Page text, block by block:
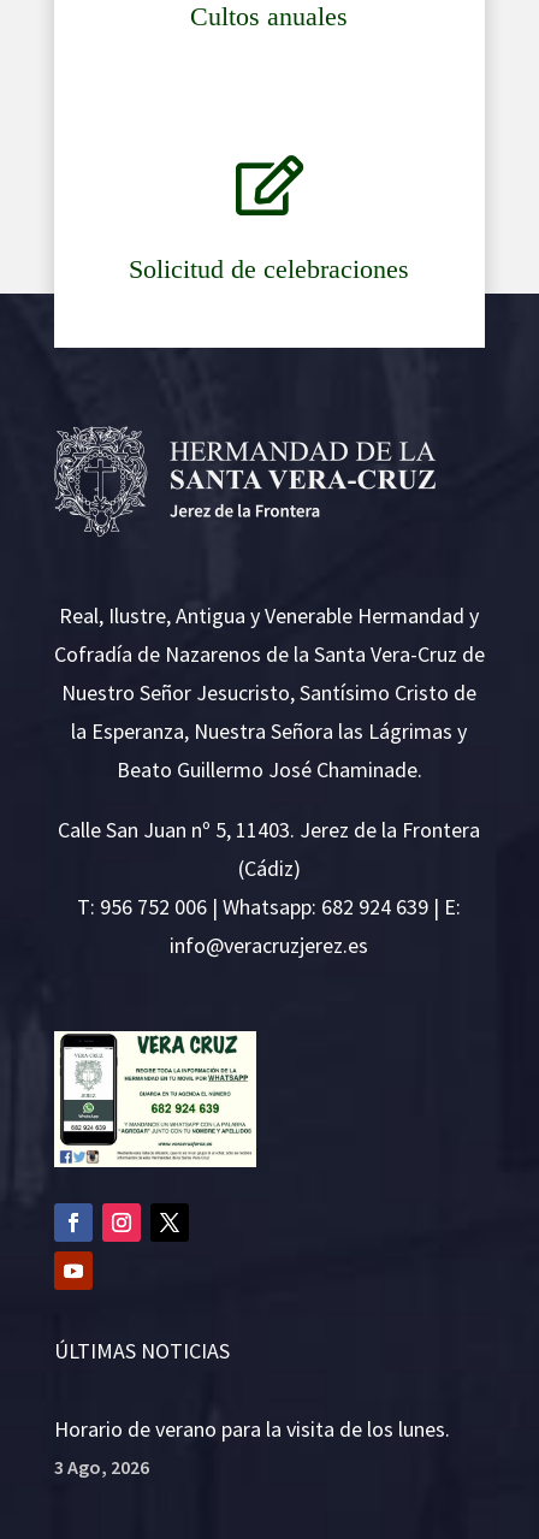
Cultos anuales

Solicitud de celebraciones
Real, Ilustre, Antigua y Venerable Hermandad y
Cofradía de Nazarenos de la Santa Vera-Cruz de
Nuestro Señor Jesucristo, Santísimo Cristo de
la Esperanza, Nuestra Señora las Lágrimas y
Beato Guillermo José Chaminade.
Calle San Juan nº 5, 11403. Jerez de la Frontera
(Cádiz)
T: 956 752 006 | Whatsapp: 682 924 639 | E:
se.ze
rejzu
rcare
v@ofn
i
ÚLTIMAS NOTICIAS
Horario de verano para la visita de los lunes.
3 Ago, 2026